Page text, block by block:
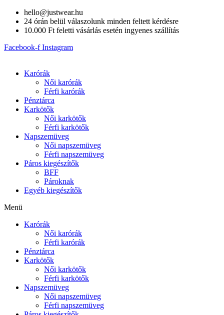
Skip
content
hello@justwear.hu
24 órán belül válaszolunk minden feltett kérdésre
10.000 Ft feletti vásárlás esetén ingyenes szállítás
Facebook-f Instagram
Karórák
Női karórák
Férfi karórák
Pénztárca
Karkötők
Női karkötők
Férfi karkötők
Napszemüveg
Női napszemüveg
Férfi napszemüveg
Páros kiegészítők
BFF
Pároknak
Egyéb kiegészítők
Menü
Karórák
Női karórák
Férfi karórák
Pénztárca
Karkötők
Női karkötők
Férfi karkötők
Napszemüveg
Női napszemüveg
Férfi napszemüveg